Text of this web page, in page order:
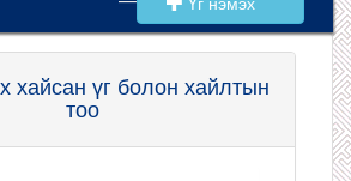
хайсан үг болон хайлтын
тоо